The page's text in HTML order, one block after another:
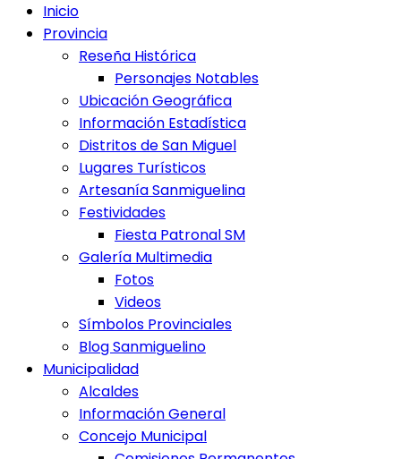
Inicio
Provincia
Reseña Histórica
Personajes Notables
Ubicación Geográfica
Información Estadística
Distritos de San Miguel
Lugares Turísticos
Artesanía Sanmiguelina
Festividades
Fiesta Patronal SM
Galería Multimedia
Fotos
Videos
Símbolos Provinciales
Blog Sanmiguelino
Municipalidad
Alcaldes
Información General
Concejo Municipal